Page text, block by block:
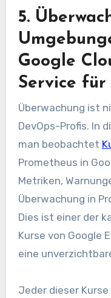
5.
Google
Service für
Überwachung ist
DevOps-Profis. In
man beobachtet
Prometheus in
Metriken,
Überwachung in
Dies ist einer der
Kurse von Google
eine
Jeder dieser